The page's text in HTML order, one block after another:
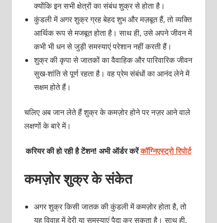
क्योंकि इन सभी क्षेत्रों का संबंध शुक्र से होता है।
कुंडली में अगर शुक्र ग्रह बेहद शुभ और मज़बूत हैं, तो व्यक्ति
आर्थिक रूप से मजबूत होता है। साथ ही, उसे अपने जीवन में
कभी भी धन से जुड़ी समस्याएं परेशान नहीं करती हैं।
शुक्र की कृपा से जातकों का वैवाहिक और पारिवारिक जीवन
सुख-शांति से पूर्ण रहता है। वह प्रेम संबंधों का आनंद लेने में
सक्षम होते हैं।
चलिए अब जान लेते हैं शुक्र के कमज़ोर होने पर नज़र आने वाले
लक्षणों के बारे में।
करियर की हो रही है टेंशन! अभी ऑर्डर करेंकॉग्निएस्ट्रो रिपोर्ट
कमज़ोर शुक्र के संकेत
अगर शुक्र किसी जातक की कुंडली में कमज़ोर होता है, तो
यह विवाह में देरी या समस्याएं पैदा कर सकता है। साथ ही,